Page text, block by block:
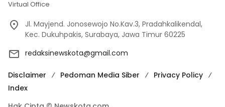
Virtual Office
Jl. Mayjend. Jonosewojo No.Kav.3, Pradahkalikendal,
Kec. Dukuhpakis, Surabaya, Jawa Timur 60225
redaksinewskota@gmail.com
Disclaimer Pedoman Media Siber
Privacy Policy
Index